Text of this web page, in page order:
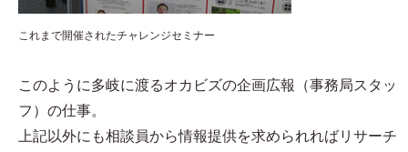
これまで開催されたチャレンジセミナー
このように多岐に渡るオカビズの企画広報（事務局スタッ
フ）の仕事。
上記以外にも相談員から情報提供を求められればリサーチ